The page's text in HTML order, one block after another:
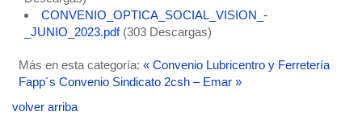
CONVENIO_OPTICA_SOCIAL_VISION_-
_JUNIO_2023.pdf (303 Descargas)
Más en esta categoría: « Convenio Lubricentro y Ferretería
Fapp´s Convenio Sindicato 2csh – Emar »
volver arriba